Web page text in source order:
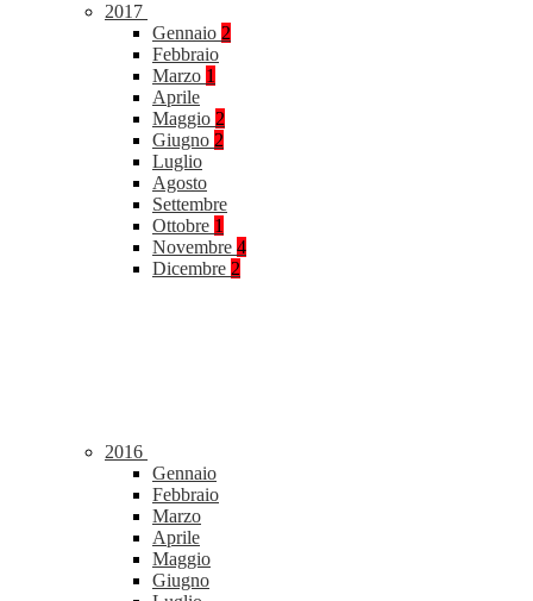
2017
Gennaio 2
Febbraio
Marzo 1
Aprile
Maggio 2
Giugno 2
Luglio
Agosto
Settembre
Ottobre 1
Novembre 4
Dicembre 2
2016
Gennaio
Febbraio
Marzo
Aprile
Maggio
Giugno